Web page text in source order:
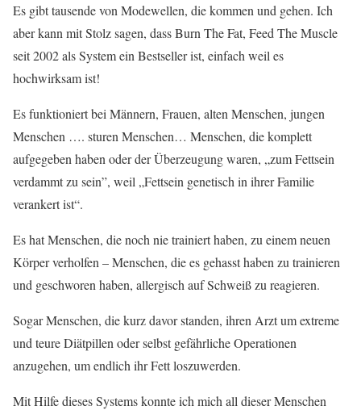
Es gibt tausende von Modewellen, die kommen und gehen. Ich
aber kann mit Stolz sagen, dass Burn The Fat, Feed The Muscle
seit 2002 als System ein Bestseller ist, einfach weil es
hochwirksam ist!
Es funktioniert bei Männern, Frauen, alten Menschen, jungen
Menschen …. sturen Menschen… Menschen, die komplett
aufgegeben haben oder der Überzeugung waren, „zum Fettsein
verdammt zu sein”, weil „Fettsein genetisch in ihrer Familie
verankert ist“.
Es hat Menschen, die noch nie trainiert haben, zu einem neuen
Körper verholfen – Menschen, die es gehasst haben zu trainieren
und geschworen haben, allergisch auf Schweiß zu reagieren.
Sogar Menschen, die kurz davor standen, ihren Arzt um extreme
und teure Diätpillen oder selbst gefährliche Operationen
anzugehen, um endlich ihr Fett loszuwerden.
Mit Hilfe dieses Systems konnte ich mich all dieser Menschen